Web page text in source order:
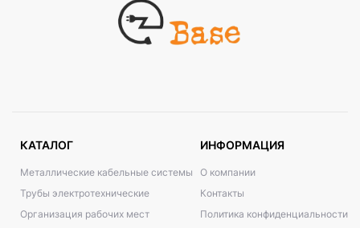
КАТАЛОГ
Металлические кабельные системы
Трубы электротехнические
Организация рабочих мест
ИНФОРМАЦИЯ
О компании
Контакты
Политика конфиденциальности